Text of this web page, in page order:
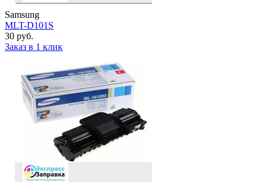
Samsung
MLT-D101S
30 руб.
Заказ в 1 клик